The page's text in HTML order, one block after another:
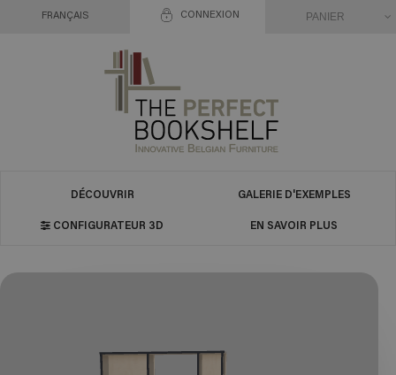
CONNEXION
FRANÇAIS PANIER
DÉCOUVRIR GALERIE D'EXEMPLES
CONFIGURATEUR 3D EN SAVOIR PLUS